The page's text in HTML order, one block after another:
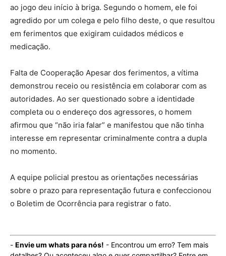
ao jogo deu início à briga. Segundo o homem, ele foi
agredido por um colega e pelo filho deste, o que resultou
em ferimentos que exigiram cuidados médicos e
medicação.
Falta de Cooperação Apesar dos ferimentos, a vítima
demonstrou receio ou resistência em colaborar com as
autoridades. Ao ser questionado sobre a identidade
completa ou o endereço dos agressores, o homem
afirmou que “não iria falar” e manifestou que não tinha
interesse em representar criminalmente contra a dupla
no momento.
A equipe policial prestou as orientações necessárias
sobre o prazo para representação futura e confeccionou
o Boletim de Ocorrência para registrar o fato.
- Envie um whats para nós! - Encontrou um erro? Tem mais